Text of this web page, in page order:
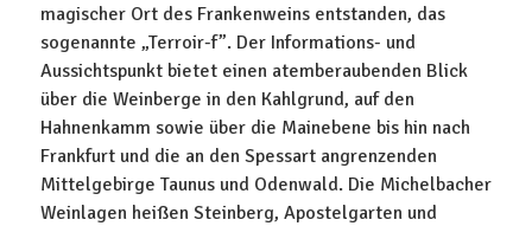
magischer Ort des Frankenweins entstanden, das
sogenannte „Terroir-f”. Der Informations- und
Aussichtspunkt bietet einen atemberaubenden Blick
über die Weinberge in den Kahlgrund, auf den
Hahnenkamm sowie über die Mainebene bis hin nach
Frankfurt und die an den Spessart angrenzenden
Mittelgebirge Taunus und Odenwald. Die Michelbacher
Weinlagen heißen Steinberg, Apostelgarten und